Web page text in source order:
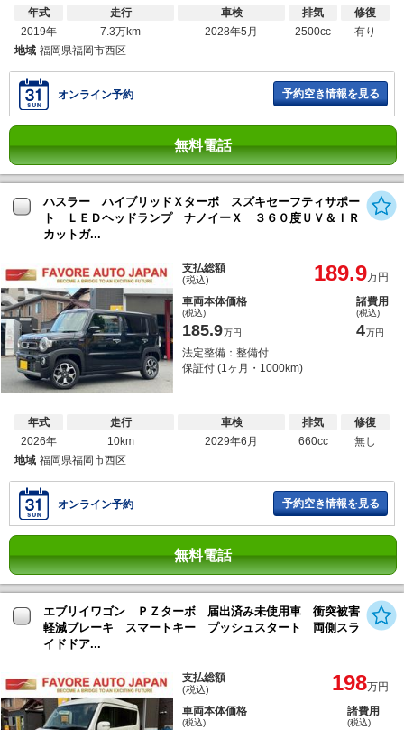
年式
2019年
走行
7.3万km
車検
2028年5月
排気
2500cc
修復
有り
地域 福岡県福岡市西区
オンライン予約 予約空き情報を見る
無料電話
ハスラー ハイブリッドＸターボ スズキセーフティサポー
ト ＬＥＤヘッドランプ ナノイーＸ ３６０度ＵＶ＆ＩＲ
カットガ...
支払総額
(税込) 189.9万円
車両本体価格
(税込)
185.9万円
諸費用
(税込)
4万円
法定整備：整備付
保証付 (1ヶ月・1000km)
年式
2026年
走行
10km
車検
2029年6月
排気
660cc
修復
無し
地域 福岡県福岡市西区
オンライン予約 予約空き情報を見る
無料電話
エブリイワゴン ＰＺターボ 届出済み未使用車 衝突被害
軽減ブレーキ スマートキー プッシュスタート 両側スラ
イドドア...
支払総額
(税込) 198万円
車両本体価格
(税込)
諸費用
(税込)